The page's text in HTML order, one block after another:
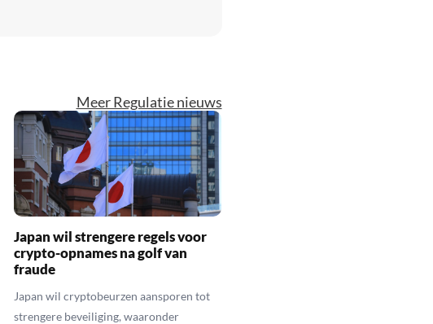
Meer Regulatie nieuws
Japan wil strengere regels voor
crypto-opnames na golf van
fraude
Japan wil cryptobeurzen aansporen tot
strengere beveiliging, waaronder